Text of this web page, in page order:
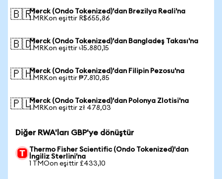
🇧🇷Merck (Ondo Tokenized)'dan Brezilya Reali'na
1 MRKon eşittir R$655,86
🇧🇩Merck (Ondo Tokenized)'dan Bangladeş Takası'na
1 MRKon eşittir ৳15.880,15
🇵🇭Merck (Ondo Tokenized)'dan Filipin Pezosu'na
1 MRKon eşittir ₱7.810,85
🇵🇱Merck (Ondo Tokenized)'dan Polonya Zlotisi'na
1 MRKon eşittir zł 478,03
Diğer RWA'ları GBP'ye dönüştür
Thermo Fisher Scientific (Ondo Tokenized)'dan
İngiliz Sterlini'na
1 TMOon eşittir £433,10